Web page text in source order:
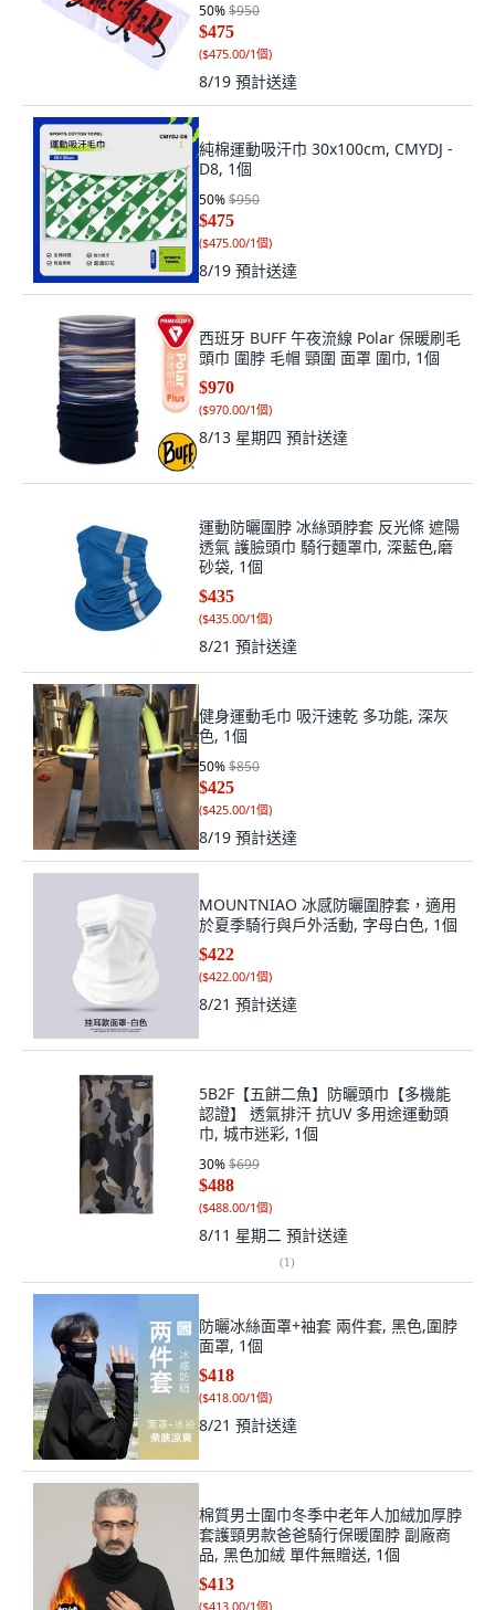
50%$950
$475
($475.00/1個)
8/19 預計送達
純棉運動吸汗巾 30x100cm, CMYDJ -
D8, 1個
50%$950
$475
($475.00/1個)
8/19 預計送達
西班牙 BUFF 午夜流線 Polar 保暖刷毛
頭巾 圍脖 毛帽 頸圍 面罩 圍巾, 1個
$970
($970.00/1個)
8/13 星期四 預計送達
運動防曬圍脖 冰絲頭脖套 反光條 遮陽
透氣 護臉頭巾 騎行麵罩巾, 深藍色,磨
砂袋, 1個
$435
($435.00/1個)
8/21 預計送達
健身運動毛巾 吸汗速乾 多功能, 深灰
色, 1個
50%$850
$425
($425.00/1個)
8/19 預計送達
MOUNTNIAO 冰感防曬圍脖套，適用
於夏季騎行與戶外活動, 字母白色, 1個
$422
($422.00/1個)
8/21 預計送達
5B2F【五餅二魚】防曬頭巾【多機能
認證】 透氣排汗 抗UV 多用途運動頭
巾, 城市迷彩, 1個
30%$699
$488
($488.00/1個)
8/11 星期二 預計送達
(1)
防曬冰絲面罩+袖套 兩件套, 黑色,圍脖
面罩, 1個
$418
($418.00/1個)
8/21 預計送達
棉質男士圍巾冬季中老年人加絨加厚脖
套護頸男款爸爸騎行保暖圍脖 副廠商
品, 黑色加絨 單件無贈送, 1個
$413
($413.00/1個)